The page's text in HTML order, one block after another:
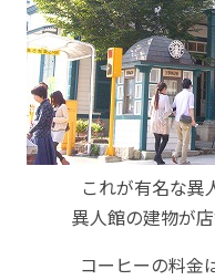
これが有名な異
異人館の建物が
コーヒーの料金